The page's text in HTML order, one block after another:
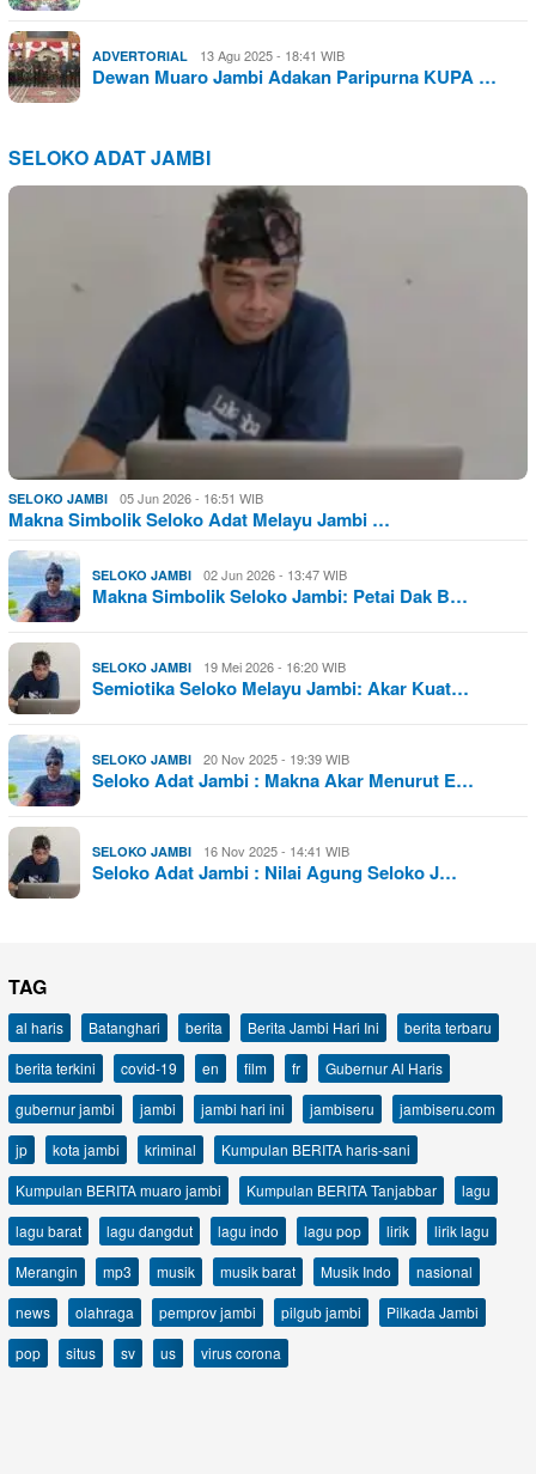
ADVERTORIAL 13 Agu 2025 - 18:41 WIB
Dewan Muaro Jambi Adakan Paripurna KUPA …
SELOKO ADAT JAMBI
SELOKO JAMBI 05 Jun 2026 - 16:51 WIB
Makna Simbolik Seloko Adat Melayu Jambi …
SELOKO JAMBI 02 Jun 2026 - 13:47 WIB
Makna Simbolik Seloko Jambi: Petai Dak B…
SELOKO JAMBI 19 Mei 2026 - 16:20 WIB
Semiotika Seloko Melayu Jambi: Akar Kuat…
SELOKO JAMBI 20 Nov 2025 - 19:39 WIB
Seloko Adat Jambi : Makna Akar Menurut E…
SELOKO JAMBI 16 Nov 2025 - 14:41 WIB
Seloko Adat Jambi : Nilai Agung Seloko J…
TAG
al haris Batanghari berita Berita Jambi Hari Ini
berita terbaru
berita terkini
covid-19 en film fr
Gubernur Al Haris
gubernur jambi
jambi jambi hari ini jambiseru
jambiseru.com
jp
kota jambi kriminal
Kumpulan BERITA haris-sani
Kumpulan BERITA muaro jambi
Kumpulan BERITA Tanjabbar
lagu
lagu barat
lagu dangdut lagu indo lagu pop lirik
lirik lagu
Merangin
mp3 musik musik barat Musik Indo
nasional
news
olahraga pemprov jambi pilgub jambi
Pilkada Jambi
pop
situs sv us virus corona